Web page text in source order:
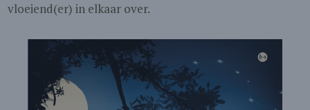
vloeiend(er) in elkaar over.